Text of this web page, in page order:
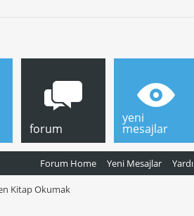
forum
Forum Home Yeni Mesajlar
yeni
mesajlar
Kitap Okumak